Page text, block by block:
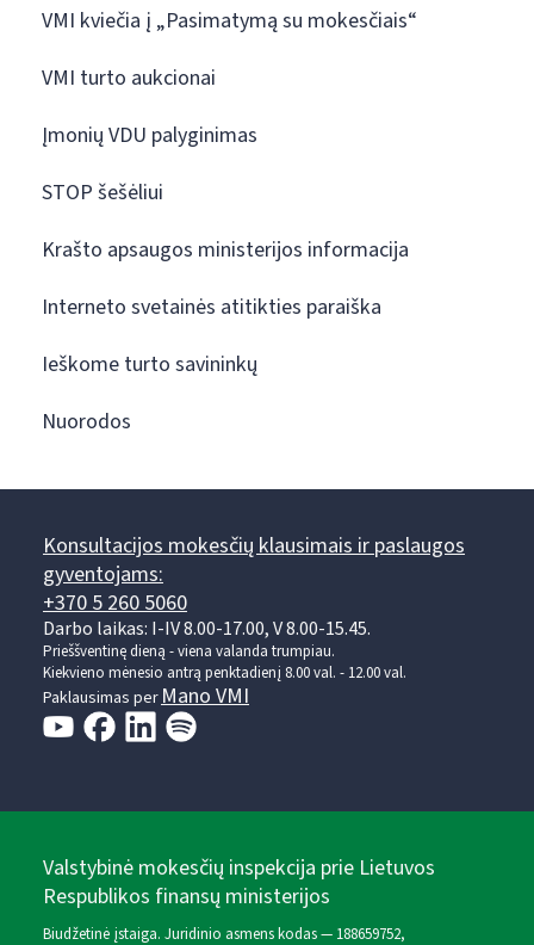
VMI kviečia į „Pasimatymą su mokesčiais“
VMI turto aukcionai
Įmonių VDU palyginimas
STOP šešėliui
Krašto apsaugos ministerijos informacija
Interneto svetainės atitikties paraiška
Ieškome turto savininkų
Nuorodos
Konsultacijos mokesčių klausimais ir paslaugos
gyventojams:
+370 5 260 5060
Darbo laikas: I-IV 8.00-17.00, V 8.00-15.45.
Prieššventinę dieną - viena valanda trumpiau.
Kiekvieno mėnesio antrą penktadienį 8.00 val. - 12.00 val.
Paklausimas perMano VMI
Valstybinė mokesčių inspekcija prie Lietuvos
Respublikos finansų ministerijos
Biudžetinė įstaiga. Juridinio asmens kodas — 188659752,